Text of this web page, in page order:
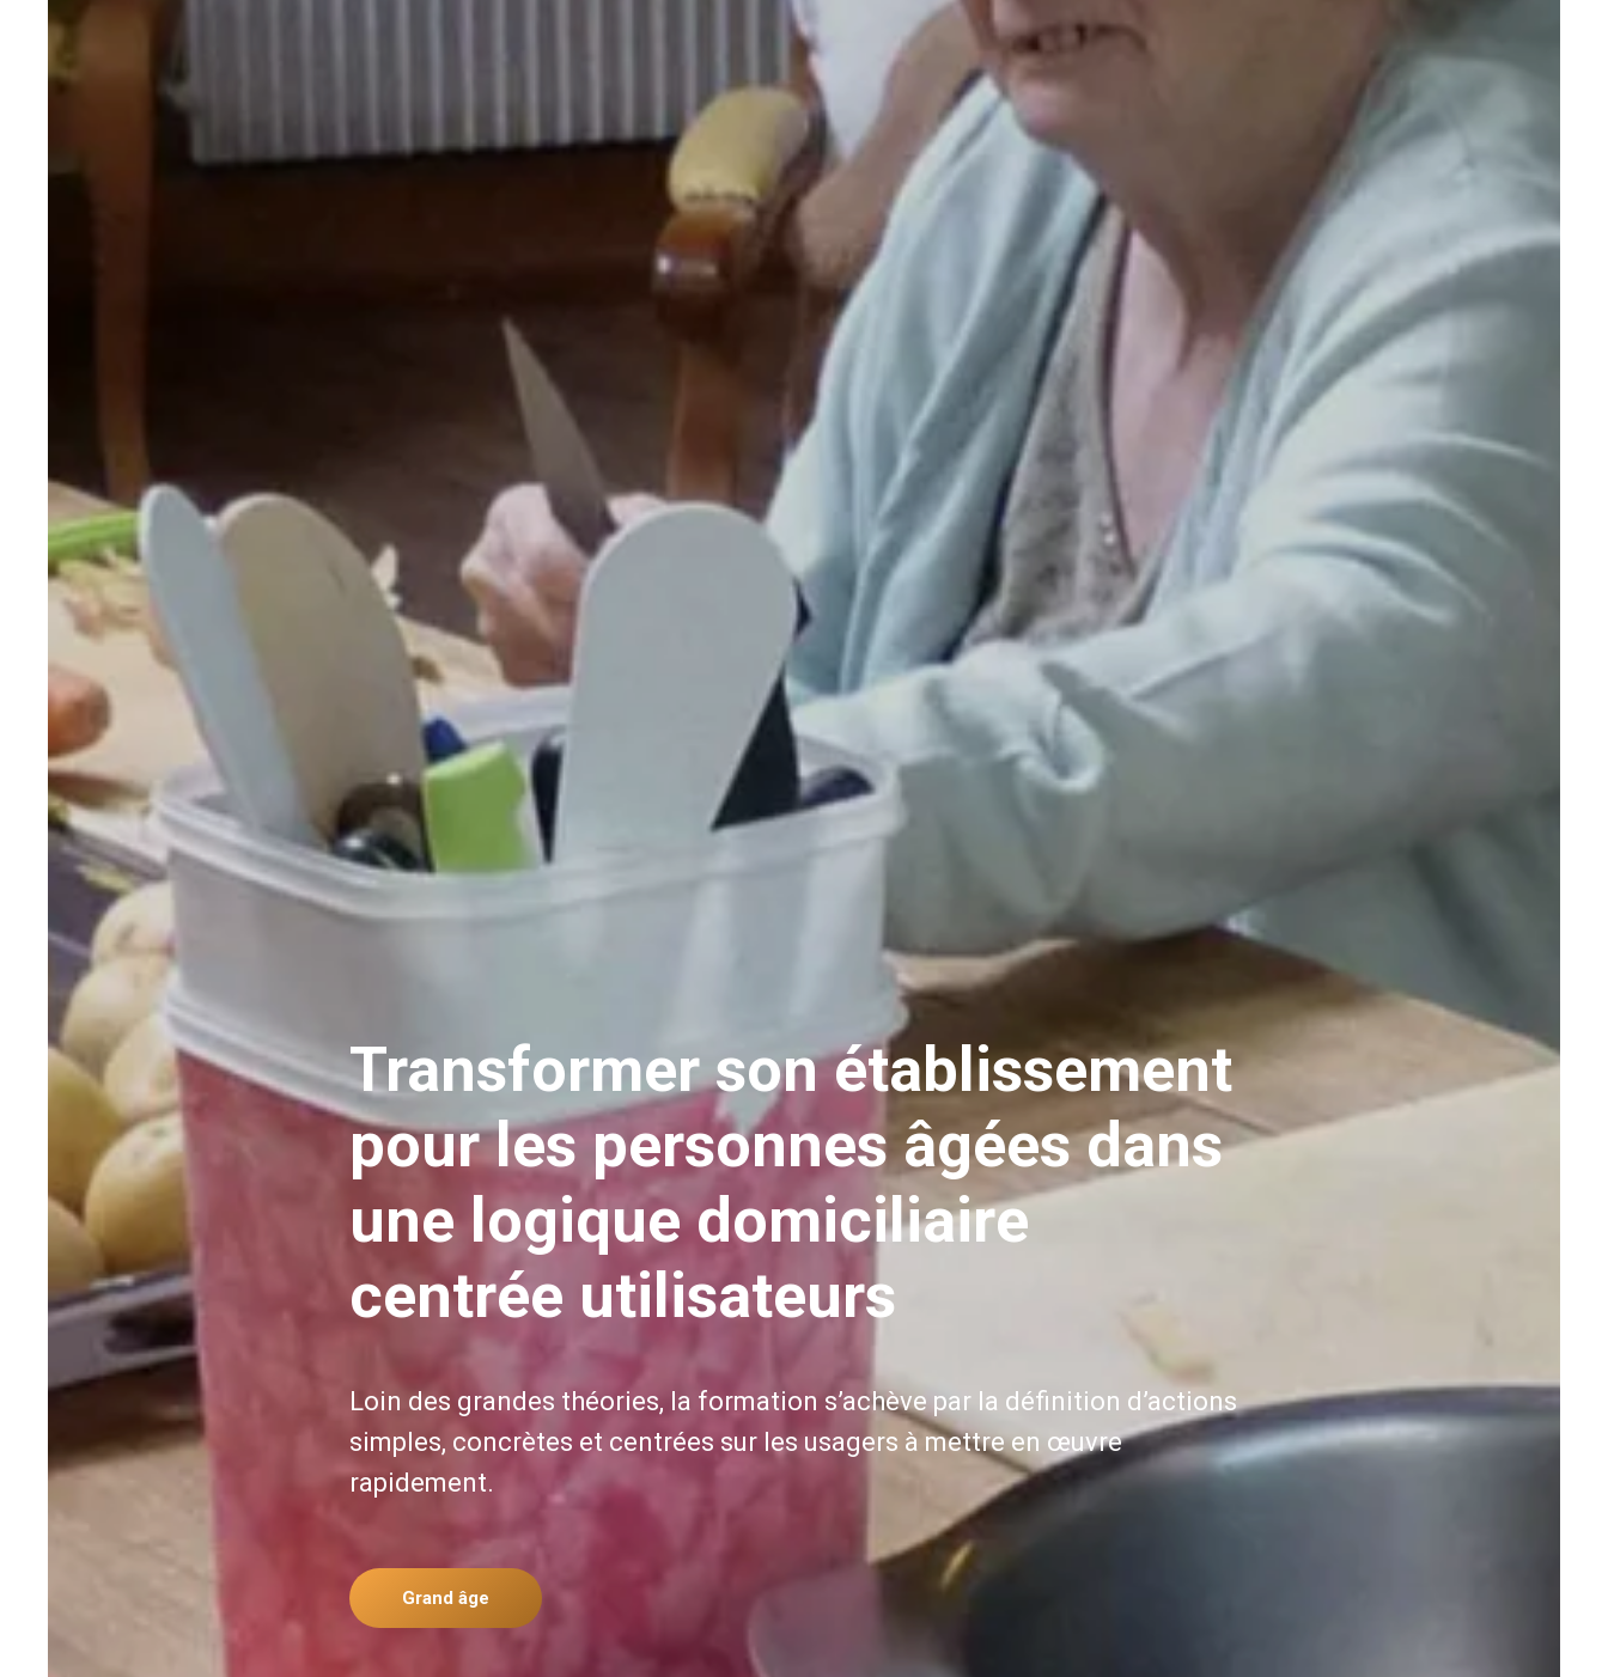
Transformer son établissement
pour les personnes âgées dans
une logique domiciliaire
centrée utilisateurs
Loin des grandes théories, la formation s’achève par la définition d’actions
simples, concrètes et centrées sur les usagers à mettre en œuvre
rapidement.
Grand âge